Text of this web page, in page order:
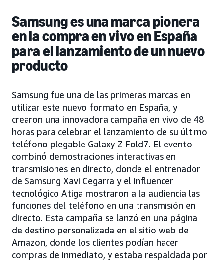
Samsung es una marca pionera
en la compra en vivo en España
para el lanzamiento de un nuevo
producto
Samsung fue una de las primeras marcas en
utilizar este nuevo formato en España, y
crearon una innovadora campaña en vivo de 48
horas para celebrar el lanzamiento de su último
teléfono plegable Galaxy Z Fold7. El evento
combinó demostraciones interactivas en
transmisiones en directo, donde el entrenador
de Samsung Xavi Cegarra y el influencer
tecnológico Atiga mostraron a la audiencia las
funciones del teléfono en una transmisión en
directo. Esta campaña se lanzó en una página
de destino personalizada en el sitio web de
Amazon, donde los clientes podían hacer
compras de inmediato, y estaba respaldada por